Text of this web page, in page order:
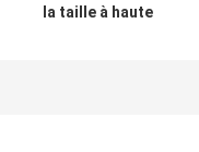
la taille à haute